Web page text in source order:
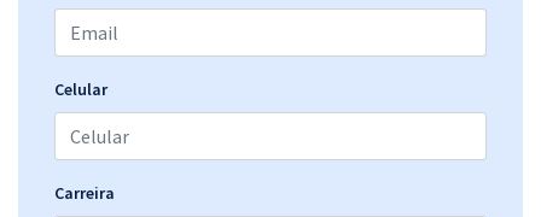
Celular
Carreira